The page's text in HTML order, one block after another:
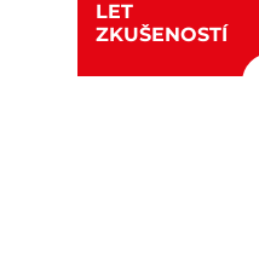
LET
ZKUŠENOSTÍ